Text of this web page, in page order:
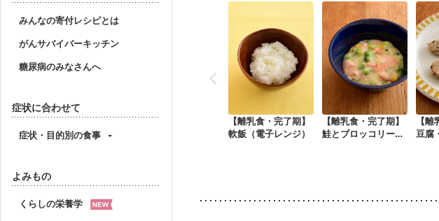
みんなの寄付レシピとは
がんサバイバーキッチン
糖尿病のみなさんへ
症状に合わせて
症状・目的別の食事
よみもの
くらしの栄養学
【離乳食・完了期】
軟飯（電子レンジ）
【離乳食・完了期】
鮭とブロッコリーの
【
豆腐